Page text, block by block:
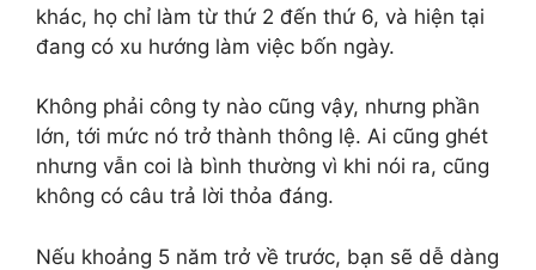
khác, họ chỉ làm từ thứ 2 đến thứ 6, và hiện tại
đang có xu hướng làm việc bốn ngày.
Không phải công ty nào cũng vậy, nhưng phần
lớn, tới mức nó trở thành thông lệ. Ai cũng ghét
nhưng vẫn coi là bình thường vì khi nói ra, cũng
không có câu trả lời thỏa đáng.
Nếu khoảng 5 năm trở về trước, bạn sẽ dễ dàng